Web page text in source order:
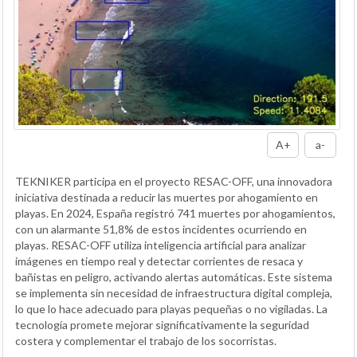
A+ a-
TEKNIKER participa en el proyecto RESAC-OFF, una innovadora
iniciativa destinada a reducir las muertes por ahogamiento en
playas. En 2024, España registró 741 muertes por ahogamientos,
con un alarmante 51,8% de estos incidentes ocurriendo en
playas. RESAC-OFF utiliza inteligencia artificial para analizar
imágenes en tiempo real y detectar corrientes de resaca y
bañistas en peligro, activando alertas automáticas. Este sistema
se implementa sin necesidad de infraestructura digital compleja,
lo que lo hace adecuado para playas pequeñas o no vigiladas. La
tecnología promete mejorar significativamente la seguridad
costera y complementar el trabajo de los socorristas.